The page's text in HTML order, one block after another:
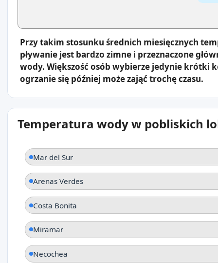
Przy takim stosunku średnich miesięcznych
pływanie jest bardzo zimne i przeznaczone
wody. Większość osób wybierze jedynie krótki
ogrzanie się później może zająć trochę czasu.
Temperatura wody w pobliskich
Mar del Sur
Arenas Verdes
Costa Bonita
Miramar
Necochea